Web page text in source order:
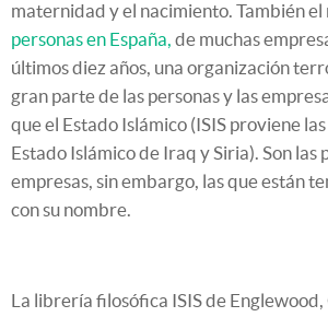
maternidad y el nacimiento. También
personas en España, de muchas
últimos diez años, una organización
gran parte de las personas y las
que el Estado Islámico (ISIS proviene
Estado Islámico de Iraq y Siria). Son las
empresas, sin embargo, las que están
con su nombre.
La librería filosófica ISIS de